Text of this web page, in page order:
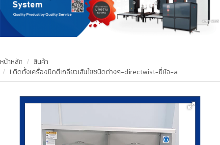
PRODUCT
OUR CLIENTS
OUR WORKS
CALIBRATION
CONTACT US
หน้าหลัก
สินค้า
1 ติดตั้งเครื่องบิดตีเกลียวเส้นใยชนิดต่างๆ-directwist-ยี่ห้อ-a